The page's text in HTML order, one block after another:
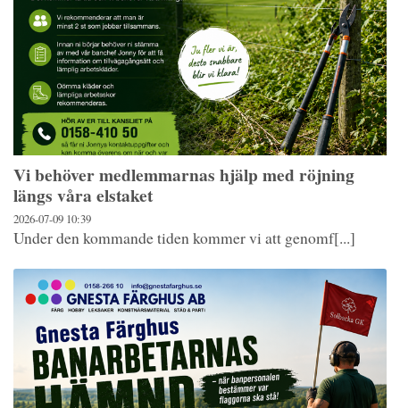
Vi behöver medlemmarnas hjälp med röjning
längs våra elstaket
2026-07-09 10:39
Under den kommande tiden kommer vi att genomf[...]